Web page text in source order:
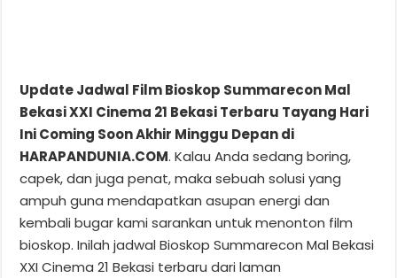
Update Jadwal Film Bioskop Summarecon Mal
Bekasi XXI Cinema 21 Bekasi Terbaru Tayang Hari
Ini Coming Soon Akhir Minggu Depan di
HARAPANDUNIA.COM. Kalau Anda sedang boring,
capek, dan juga penat, maka sebuah solusi yang
ampuh guna mendapatkan asupan energi dan
kembali bugar kami sarankan untuk menonton film
bioskop. Inilah jadwal Bioskop Summarecon Mal Bekasi
XXI Cinema 21 Bekasi terbaru dari laman